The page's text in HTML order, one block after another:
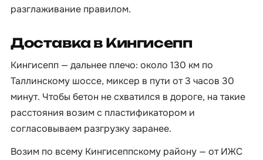
разглаживание правилом.
Доставка в Кингисепп
Кингисепп — дальнее плечо: около 130 км по
Таллинскому шоссе, миксер в пути от 3 часов 30
минут. Чтобы бетон не схватился в дороге, на такие
расстояния возим с пластификатором и
согласовываем разгрузку заранее.
Возим по всему Кингисеппскому району — от ИЖС